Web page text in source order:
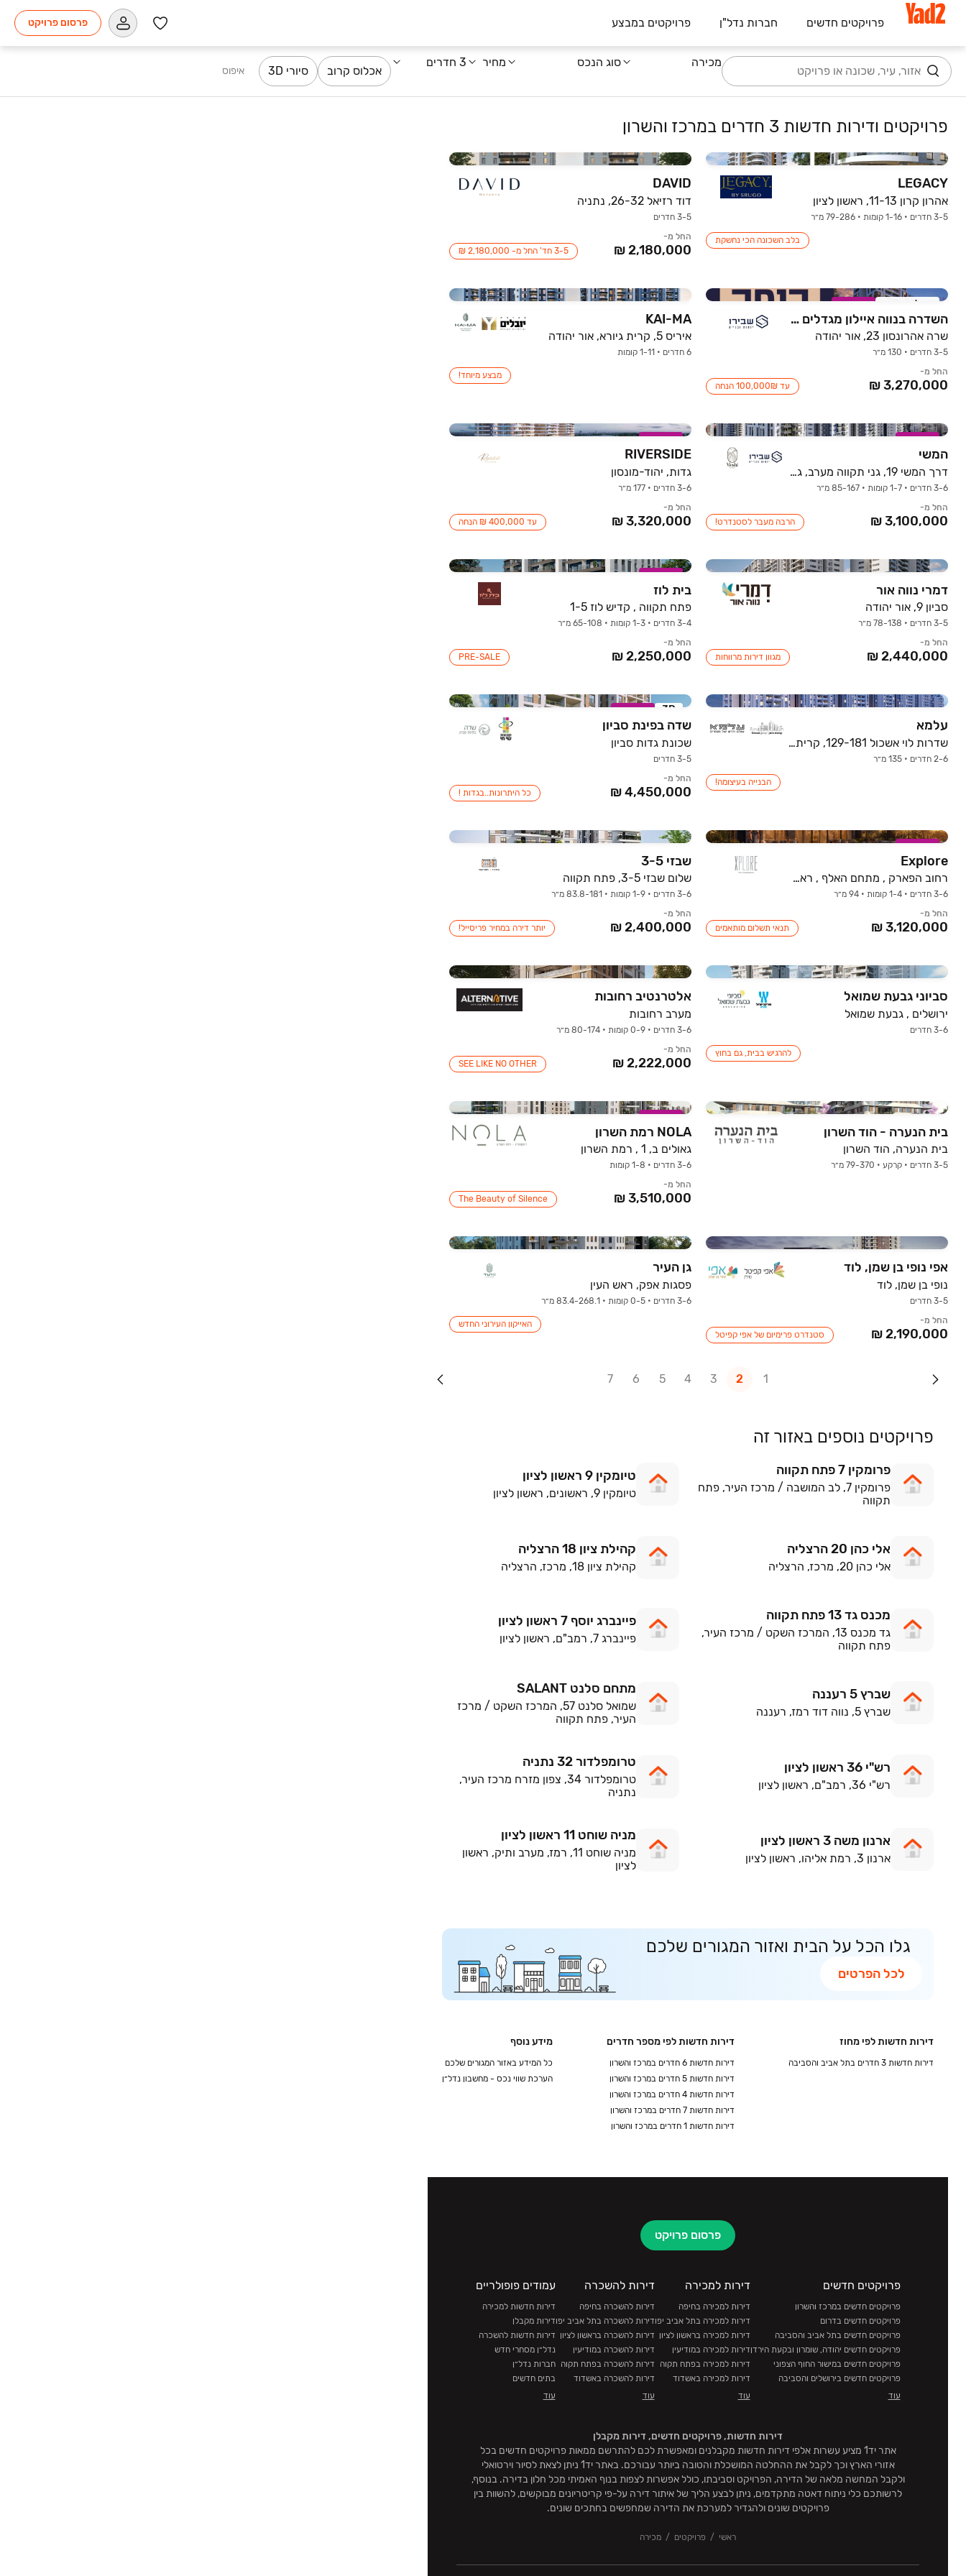
פרויקטים חדשים חברות נדל"ן פרויקטים במבצע פרסום פרויקט
פרויקטים ודירות חדשות 3 חדרים במרכז והשרון
LEGACY
אהרון קרון 11-13, ראשון לציון
3-5 חדרים • 1-16 קומות • 79-286 מ״ר
בלב השכונה הכי נחשקת
DAVID
דוד רזיאל 26-32, נתניה
3-5 חדרים
החל מ-
3-5 חד' החל מ- 2,180,000 ₪
אכלוס קרוב במבצע
השדרה בנווה איילון מגדלים מתחם 209
שרה אהרונסון 23, אור יהודה
3-5 חדרים • 130 מ״ר
החל מ-
עד ₪‏100,000 הנחה
KAI-MA
איריס 5, קרית גיורא, אור יהודה
6 חדרים • 1-11 קומות
מבצע מיוחד!
במבצע
המשי
דרך המשי 19, גני תקווה מערב, גני תקווה
3-6 חדרים • 1-7 קומות • 85-167 מ״ר
החל מ-
הרבה מעבר לסטנדרט!
במבצע
RIVERSIDE
גדות, יהוד-מונסון
3-6 חדרים • 177 מ״ר
החל מ-
עד 400,000 ₪ הנחה
דמרי נווה אור
סביון 9, אור יהודה
3-5 חדרים • 78-138 מ״ר
החל מ-
מגוון דירות מרווחות
במבצע
בית לוז
פתח תקווה , קדיש לוז 1-5
3-4 חדרים • 1-3 קומות • 65-108 מ״ר
החל מ-
PRE-SALE
עלמא
שדרות לוי אשכול 129-181, קרית אונו
2-6 חדרים • 135 מ״ר
הבנייה בעיצומה!
3D במבצע
שדה בפינת סביון
שכונת גדות סביון
3-5 חדרים
החל מ-
כל היתרונות..בגדות !
במבצע
Explore
רחוב הפארק , מתחם האלף , ראשון לציון
3-6 חדרים • 1-4 קומות • 94 מ״ר
החל מ-
תנאי תשלום מותאמים
שבזי 3-5
שלום שבזי 3-5, פתח תקווה
3-6 חדרים • 1-9 קומות • 83.8-181 מ״ר
החל מ-
יותר דירה במחיר פריסייל!
סביוני גבעת שמואל
ירושלים , גבעת שמואל
3-6 חדרים
להרגיש בבית, גם בחוץ
אלטרנטיב רחובות
מערב רחובות
3-6 חדרים • 0-9 קומות • 80-174 מ״ר
החל מ-
SEE LIKE NO OTHER
בית הנערה - הוד השרון
בית הנערה, הוד השרון
3-5 חדרים • קרקע • 79-370 מ״ר
במבצע
NOLA רמת השרון
גאולים ב, 1 , רמת השרון
3-6 חדרים • 1-8 קומות
החל מ-
The Beauty of Silence
אפי נופי בן שמן, לוד
נופי בן שמן, לוד
3-5 חדרים
החל מ-
סטנדרט פרימיום של אפי קפיטל
גן העיר
פסגות אפק, ראש העין
3-6 חדרים • 0-5 קומות • 83.4-268.1 מ״ר
האייקון העירוני החדש
1
2
3
4
5
6
7
פרויקטים נוספים באזור זה
פרומקין 7 פתח תקווה
פרומקין 7, לב המושבה / מרכז העיר, פתח
תקווה
טיומקין 9 ראשון לציון
טיומקין 9, ראשונים, ראשון לציון
אלי כהן 20 הרצליה
אלי כהן 20, מרכז, הרצליה
קהילת ציון 18 הרצליה
קהילת ציון 18, מרכז, הרצליה
מכנס גד 13 פתח תקווה
גד מכנס 13, המרכז השקט / מרכז העיר,
פתח תקווה
פיינברג יוסף 7 ראשון לציון
פיינברג 7, רמב"ם, ראשון לציון
שברץ 5 רעננה
שברץ 5, נווה דוד רמז, רעננה
מתחם סלנט SALANT
שמואל סלנט 57, המרכז השקט / מרכז
העיר, פתח תקווה
רש"י 36 ראשון לציון
רש"י 36, רמב"ם, ראשון לציון
טרומפלדור 32 נתניה
טרומפלדור 34, צפון מזרח מרכז העיר,
נתניה
ארנון משה 3 ראשון לציון
ארנון 3, רמת אליהו, ראשון לציון
מניה שוחט 11 ראשון לציון
מניה שוחט 11, רמז, מערב ותיק, ראשון
לציון
גלו הכל על הבית ואזור המגורים שלכם
לכל הפרטים
דירות חדשות לפי מחוז
דירות חדשות 3 חדרים בתל אביב והסביבה
דירות חדשות לפי מספר חדרים
דירות חדשות 6 חדרים במרכז והשרון
דירות חדשות 5 חדרים במרכז והשרון
דירות חדשות 4 חדרים במרכז והשרון
דירות חדשות 7 חדרים במרכז והשרון
דירות חדשות 1 חדרים במרכז והשרון
מידע נוסף
כל המידע באזור המגורים שלכם
הערכת שווי נכס - מחשבון נדל״ן
פרסום פרויקט
פרויקטים חדשים
פרויקטים חדשים במרכז והשרון
פרויקטים חדשים בדרום
פרויקטים חדשים בתל אביב והסביבה
פרויקטים חדשים יהודה, שומרון ובקעת הירדן
פרויקטים חדשים במישור החוף הצפוני
פרויקטים חדשים בירושלים והסביבה
פרויקטים חדשים בצפון והעמקים
עוד
דירות למכירה
דירות למכירה בחיפה
דירות למכירה בתל אביב יפו
דירות למכירה בראשון לציון
דירות למכירה במודיעין
דירות למכירה בפתח תקוה
דירות למכירה באשדוד
דירות למכירה בחולון
דירות למכירה בירושלים
דירות למכירה בחדרה
דירות למכירה בהרצליה
דירות למכירה באשקלון
עוד
דירות להשכרה
דירות להשכרה בחיפה
דירות להשכרה בתל אביב יפו
דירות להשכרה בראשון לציון
דירות להשכרה במודיעין
דירות להשכרה בפתח תקוה
דירות להשכרה באשדוד
דירות להשכרה בחולון
דירות להשכרה בירושלים
דירות להשכרה בחדרה
דירות להשכרה בהרצליה
דירות להשכרה באשקלון
עוד
עמודים פופולריים
דירות חדשות למכירה
דירות מקבלן
דירות חדשות להשכרה
נדל״ן מסחרי חדש
חברות נדל״ן
בתים חדשים
דופלקסים
עוד
דירות חדשות, פרויקטים חדשים, דירות מקבלן
אתר יד1 מציע עשרות אלפי דירות חדשות מקבלנים ומאפשרת לכם להתרשם ממאות פרויקטים חדשים בכל
אזורי הארץ וכך לקבל את ההחלטה המושכלת והטובה ביותר עבורכם. באתר יד1 ניתן לצאת לסיור וירטואלי
ולקבל המחשה מלאה של הדירה, הפרויקט וסביבתו, כולל אפשרות לצפות בנוף האמיתי מכל חלון בדירה. בנוסף,
לרשותכם כלי ניתוח דאטה מתקדמים, ניתן לבצע הליך של איתור דירה על-פי קריטריונים מבוקשים, להשוות בין
פרויקטים שונים ולהגדיר למערכת את הדירה שמחפשים בחתכים שונים.
ראשי פרויקטים מכירה
מכירה סוג הנכס מחיר 3 חדרים
אכלוס קרוב סיורי 3D איפוס